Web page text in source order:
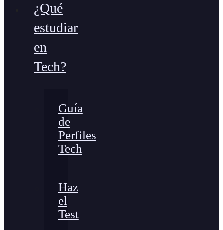
¿Qué
estudiar
en
Tech?
Guía
de
Perfiles
Tech
Haz
el
Test